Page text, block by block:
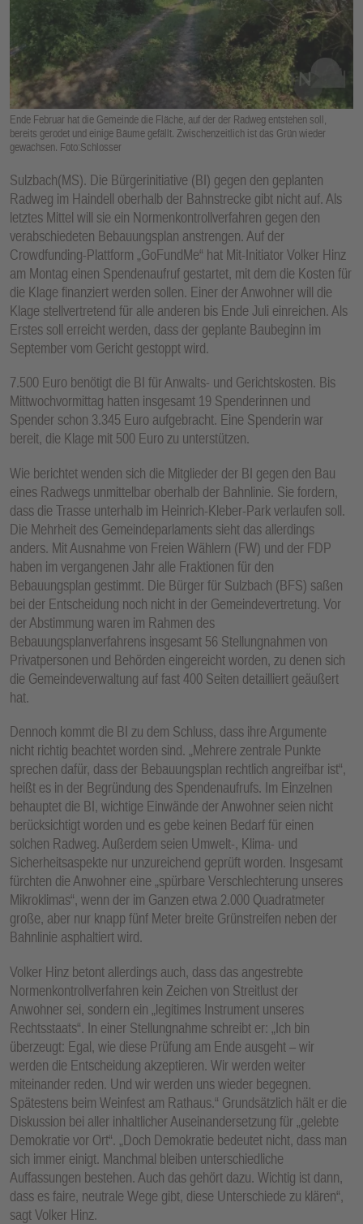
Ende Februar hat die Gemeinde die Fläche, auf der der Radweg entstehen soll,
bereits gerodet und einige Bäume gefällt. Zwischenzeitlich ist das Grün wieder
gewachsen. Foto:Schlosser
Sulzbach(MS). Die Bürgerinitiative (BI) gegen den geplanten
Radweg im Haindell oberhalb der Bahnstrecke gibt nicht auf. Als
letztes Mittel will sie ein Normenkontrollverfahren gegen den
verabschiedeten Bebauungsplan anstrengen. Auf der
Crowdfunding-Plattform „GoFundMe“ hat Mit-Initiator Volker Hinz
am Montag einen Spendenaufruf gestartet, mit dem die Kosten für
die Klage finanziert werden sollen. Einer der Anwohner will die
Klage stellvertretend für alle anderen bis Ende Juli einreichen. Als
Erstes soll erreicht werden, dass der geplante Baubeginn im
September vom Gericht gestoppt wird.
7.500 Euro benötigt die BI für Anwalts- und Gerichtskosten. Bis
Mittwochvormittag hatten insgesamt 19 Spenderinnen und
Spender schon 3.345 Euro aufgebracht. Eine Spenderin war
bereit, die Klage mit 500 Euro zu unterstützen.
Wie berichtet wenden sich die Mitglieder der BI gegen den Bau
eines Radwegs unmittelbar oberhalb der Bahnlinie. Sie fordern,
dass die Trasse unterhalb im Heinrich-Kleber-Park verlaufen soll.
Die Mehrheit des Gemeindeparlaments sieht das allerdings
anders. Mit Ausnahme von Freien Wählern (FW) und der FDP
haben im vergangenen Jahr alle Fraktionen für den
Bebauungsplan gestimmt. Die Bürger für Sulzbach (BFS) saßen
bei der Entscheidung noch nicht in der Gemeindevertretung. Vor
der Abstimmung waren im Rahmen des
Bebauungsplanverfahrens insgesamt 56 Stellungnahmen von
Privatpersonen und Behörden eingereicht worden, zu denen sich
die Gemeindeverwaltung auf fast 400 Seiten detailliert geäußert
hat.
Dennoch kommt die BI zu dem Schluss, dass ihre Argumente
nicht richtig beachtet worden sind. „Mehrere zentrale Punkte
sprechen dafür, dass der Bebauungsplan rechtlich angreifbar ist“,
heißt es in der Begründung des Spendenaufrufs. Im Einzelnen
behauptet die BI, wichtige Einwände der Anwohner seien nicht
berücksichtigt worden und es gebe keinen Bedarf für einen
solchen Radweg. Außerdem seien Umwelt-, Klima- und
Sicherheitsaspekte nur unzureichend geprüft worden. Insgesamt
fürchten die Anwohner eine „spürbare Verschlechterung unseres
Mikroklimas“, wenn der im Ganzen etwa 2.000 Quadratmeter
große, aber nur knapp fünf Meter breite Grünstreifen neben der
Bahnlinie asphaltiert wird.
Volker Hinz betont allerdings auch, dass das angestrebte
Normenkontrollverfahren kein Zeichen von Streitlust der
Anwohner sei, sondern ein „legitimes Instrument unseres
Rechtsstaats“. In einer Stellungnahme schreibt er: „Ich bin
überzeugt: Egal, wie diese Prüfung am Ende ausgeht – wir
werden die Entscheidung akzeptieren. Wir werden weiter
miteinander reden. Und wir werden uns wieder begegnen.
Spätestens beim Weinfest am Rathaus.“ Grundsätzlich hält er die
Diskussion bei aller inhaltlicher Auseinandersetzung für „gelebte
Demokratie vor Ort“. „Doch Demokratie bedeutet nicht, dass man
sich immer einigt. Manchmal bleiben unterschiedliche
Auffassungen bestehen. Auch das gehört dazu. Wichtig ist dann,
dass es faire, neutrale Wege gibt, diese Unterschiede zu klären“,
sagt Volker Hinz.
E
N